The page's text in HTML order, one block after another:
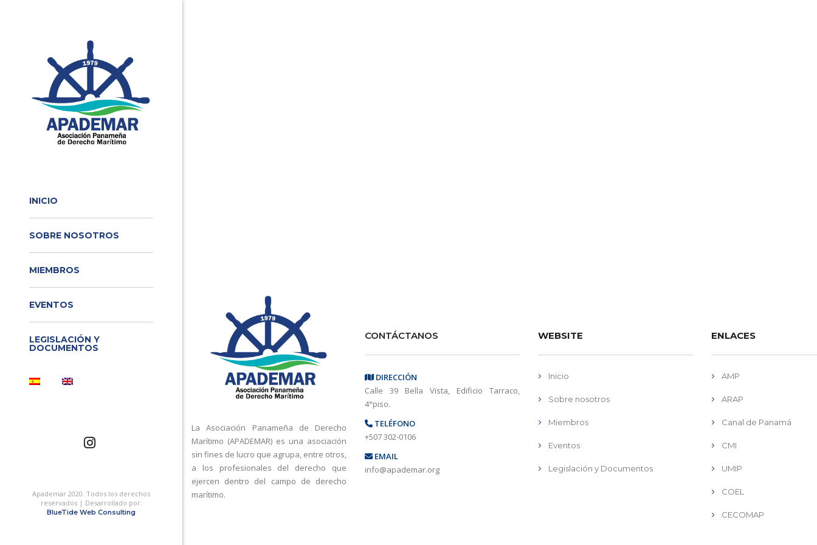
INICIO
SOBRE NOSOTROS
MIEMBROS
EVENTOS
LEGISLACIÓN Y
DOCUMENTOS
Apademar 2020. Todos los derechos
reservados | Desarrollado por:
BlueTide Web Consulting
La Asociación Panameña de Derecho
Marítimo (APADEMAR) es una asociación
sin fines de lucro que agrupa, entre otros,
a los profesionales del derecho que
ejercen dentro del campo de derecho
marítimo.
CONTÁCTANOS
DIRECCIÓN
Calle 39 Bella Vista, Edificio Tarraco,
4°piso.
TELÉFONO
+507 302-0106
EMAIL
info@apademar.org
WEBSITE
Inicio
Sobre nosotros
Miembros
Eventos
Legislación y Documentos
ENLACES
AMP
ARAP
Canal de Panamá
CMI
UMIP
COEL
CECOMAP